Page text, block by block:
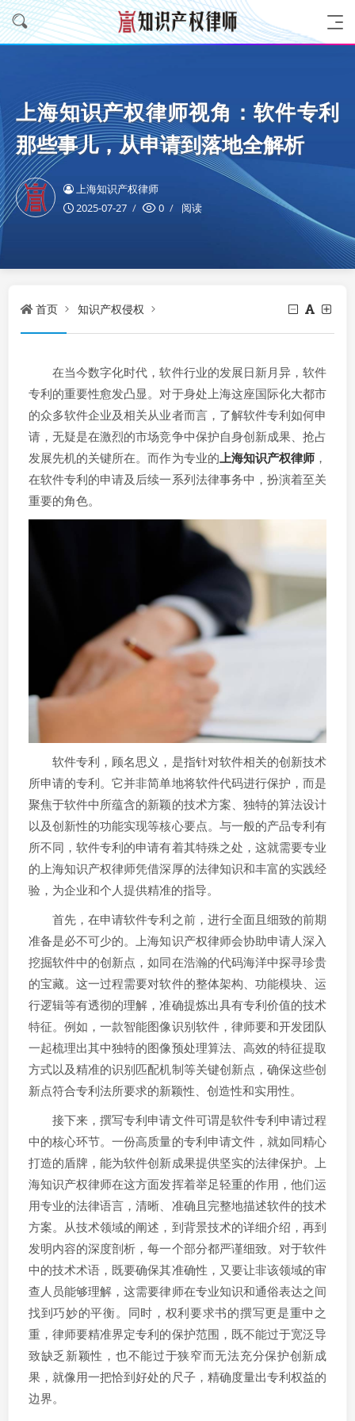
上海知识产权律师视角：软件专利
那些事儿，从申请到落地全解析
上海知识产权律师
2025-07-27
0 阅读
首页 知识产权侵权
在当今数字化时代，软件行业的发展日新月异，软件
专利的重要性愈发凸显。对于身处上海这座国际化大都市
的众多软件企业及相关从业者而言，了解软件专利如何申
请，无疑是在激烈的市场竞争中保护自身创新成果、抢占
发展先机的关键所在。而作为专业的上海知识产权律师 ，
在软件专利的申请及后续一系列法律事务中，扮演着至关
重要的角色。
软件专利，顾名思义，是指针对软件相关的创新技术
所申请的专利。它并非简单地将软件代码进行保护，而是
聚焦于软件中所蕴含的新颖的技术方案、独特的算法设计
以及创新性的功能实现等核心要点。与一般的产品专利有
所不同，软件专利的申请有着其特殊之处，这就需要专业
的上海知识产权律师凭借深厚的法律知识和丰富的实践经
验，为企业和个人提供精准的指导。
首先，在申请软件专利之前，进行全面且细致的前期
准备是必不可少的。上海知识产权律师会协助申请人深入
挖掘软件中的创新点，如同在浩瀚的代码海洋中探寻珍贵
的宝藏。这一过程需要对软件的整体架构、功能模块、运
行逻辑等有透彻的理解，准确提炼出具有专利价值的技术
特征。例如，一款智能图像识别软件，律师要和开发团队
一起梳理出其中独特的图像预处理算法、高效的特征提取
方式以及精准的识别匹配机制等关键创新点，确保这些创
新点符合专利法所要求的新颖性、创造性和实用性。
接下来，撰写专利申请文件可谓是软件专利申请过程
中的核心环节。一份高质量的专利申请文件，就如同精心
打造的盾牌，能为软件创新成果提供坚实的法律保护。上
海知识产权律师在这方面发挥着举足轻重的作用，他们运
用专业的法律语言，清晰、准确且完整地描述软件的技术
方案。从技术领域的阐述，到背景技术的详细介绍，再到
发明内容的深度剖析，每一个部分都严谨细致。对于软件
中的技术术语，既要确保其准确性，又要让非该领域的审
查人员能够理解，这需要律师在专业知识和通俗表达之间
找到巧妙的平衡。同时，权利要求书的撰写更是重中之
重，律师要精准界定专利的保护范围，既不能过于宽泛导
致缺乏新颖性，也不能过于狭窄而无法充分保护创新成
果，就像用一把恰到好处的尺子，精确度量出专利权益的
边界。